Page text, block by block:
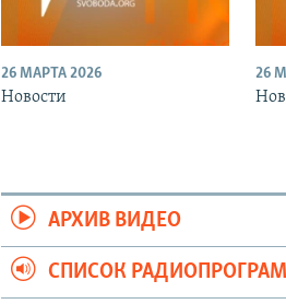
26 МАРТА 2026
Новости
26
АРХИВ ВИДЕО
СПИСОК